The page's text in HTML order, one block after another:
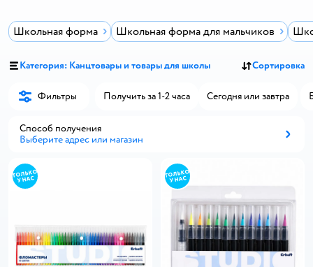
Школьная форма Школьная форма для мальчиков
Категория: Канцтовары и товары для школы Сортировка
Фильтры Получить за 1-2 часа Сегодня или завтра
Способ получения
Выберите адрес или магазин